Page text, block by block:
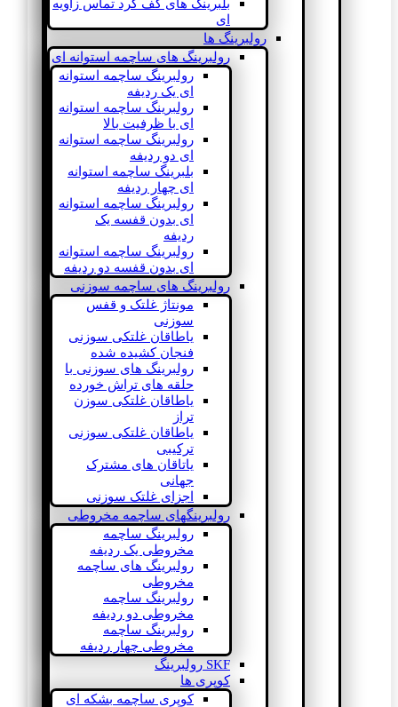
بلبرینگ های کف گرد تماس زاویه
ای
رولبرینگ ها
رولبرینگ های ساچمه استوانه ای
رولبرینگ ساچمه استوانه
ای یک ردیفه
رولبرینگ ساچمه استوانه
ای با ظرفیت بالا
رولبرینگ ساچمه استوانه
ای دو ردیفه
بلبرینگ ساچمه استوانه
ای چهار ردیفه
رولبرینگ ساچمه استوانه
ای بدون قفسه یک
ردیفه
رولبرینگ ساچمه استوانه
ای بدون قفسه دو ردیفه
رولبرینگ های ساچمه سوزنی
مونتاژ غلتک و قفس
سوزنی
یاطاقان غلتکی سوزنی
فنجان کشیده شده
رولبرینگ های سوزنی با
حلقه های تراش خورده
یاطاقان غلتکی سوزن
تراز
یاطاقان غلتکی سوزنی
ترکیبی
یاتاقان های مشترک
جهانی
اجزای غلتک سوزنی
رولبرینگهای ساچمه مخروطی
رولبرینگ ساچمه
مخروطی یک ردیفه
رولبرینگ های ساچمه
مخروطی
رولبرینگ ساچمه
مخروطی دو ردیفه
رولبرینگ ساچمه
مخروطی چهار ردیفه
SKF رولبرینگ
کوپری ها
کوپری ساچمه بشکه ای